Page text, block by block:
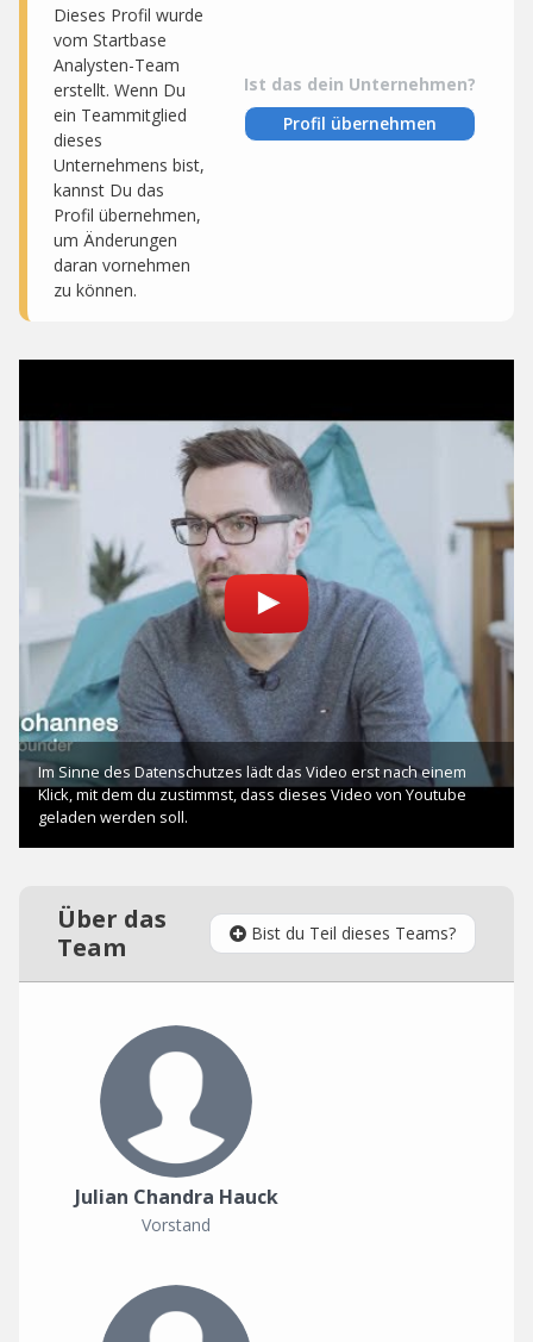
Dieses Profil wurde
vom Startbase
Analysten-Team
erstellt. Wenn Du
ein Teammitglied
dieses
Unternehmens bist,
kannst Du das
Profil übernehmen,
um Änderungen
daran vornehmen
zu können.
Ist das dein Unternehmen?
Profil übernehmen
Über das
Team
Bist du Teil dieses Teams?
Julian Chandra Hauck
Vorstand